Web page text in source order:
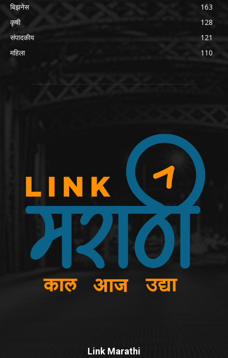
बिझनेस
163
कृषी
128
संपादकीय
121
महिला
110
Link Marathi